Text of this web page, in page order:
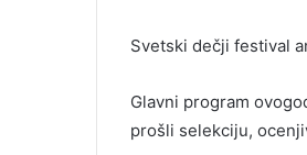
Svetski dečji festival
Glavni program
prošli selekciju,